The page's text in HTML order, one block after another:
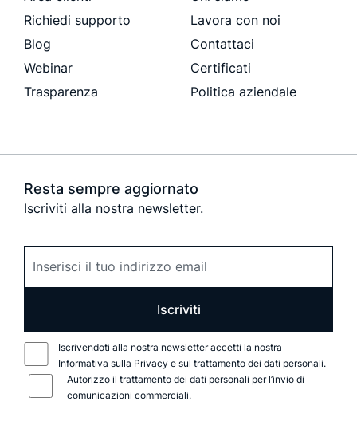
Richiedi supporto
Blog
Webinar
Trasparenza
Lavora con noi
Contattaci
Certificati
Politica aziendale
Resta sempre aggiornato
Iscriviti alla nostra newsletter.
Iscriviti
Iscrivendoti alla nostra newsletter accetti la nostra
Informativa sulla Privacy e sul trattamento dei dati personali.
Autorizzo il trattamento dei dati personali per l’invio di
comunicazioni commerciali.